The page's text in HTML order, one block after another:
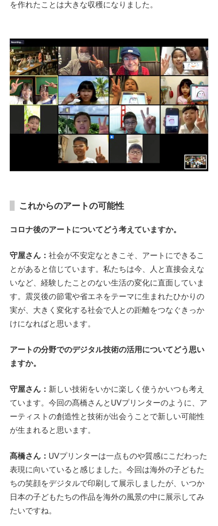
を作れたことは大きな収穫になりました。
これからのアートの可能性
コロナ後のアートについてどう考えていますか。
守屋さん： 社会が不安定なときこそ、アートにできるこ
とがあると信じています。私たちは今、人と直接会えな
いなど、経験したことのない生活の変化に直面していま
す。震災後の節電や省エネをテーマに生まれたひかりの
実が、大きく変化する社会で人との距離をつなぐきっか
けになればと思います。
アートの分野でのデジタル技術の活用についてどう思い
ますか。
守屋さん： 新しい技術をいかに楽しく使うかいつも考え
ています。今回の髙橋さんとUVプリンターのように、ア
ーティストの創造性と技術が出会うことで新しい可能性
が生まれると思います。
髙橋さん： UVプリンターは一点ものや質感にこだわった
表現に向いていると感じました。今回は海外の子どもた
ちの笑顔をデジタルで印刷して展示しましたが、いつか
日本の子どもたちの作品を海外の風景の中に展示してみ
たいですね。